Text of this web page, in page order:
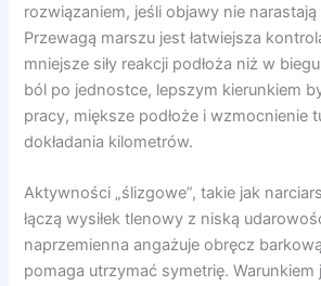
rozwiązaniem, jeśli objawy nie
Przewagą marszu jest łatwiejsza
mniejsze siły reakcji podłoża niż w
ból po jednostce, lepszym kierunkiem
pracy, miększe podłoże i wzmocnienie
dokładania kilometrów.
Aktywności „ślizgowe”, takie jak
łączą wysiłek tlenowy z niską
naprzemienna angażuje obręcz
pomaga utrzymać symetrię.